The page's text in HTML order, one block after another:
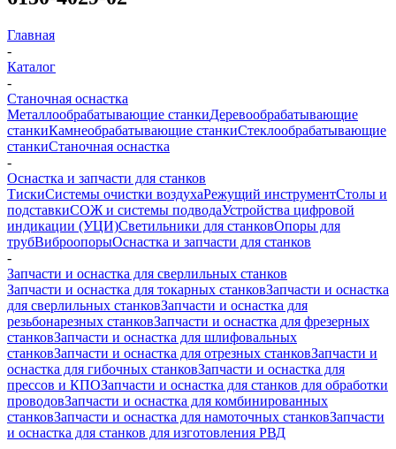
Главная
-
Каталог
-
Станочная оснастка
Металлообрабатывающие станкиДеревообрабатывающие
станкиКамнеобрабатывающие станкиСтеклообрабатывающие
станкиСтаночная оснастка
-
Оснастка и запчасти для станков
ТискиСистемы очистки воздухаРежущий инструментСтолы и
подставкиСОЖ и системы подводаУстройства цифровой
индикации (УЦИ)Светильники для станковОпоры для
трубВиброопорыОснастка и запчасти для станков
-
Запчасти и оснастка для сверлильных станков
Запчасти и оснастка для токарных станковЗапчасти и оснастка
для сверлильных станковЗапчасти и оснастка для
резьбонарезных станковЗапчасти и оснастка для фрезерных
станковЗапчасти и оснастка для шлифовальных
станковЗапчасти и оснастка для отрезных станковЗапчасти и
оснастка для гибочных станковЗапчасти и оснастка для
прессов и КПОЗапчасти и оснастка для станков для обработки
проводовЗапчасти и оснастка для комбинированных
станковЗапчасти и оснастка для намоточных станковЗапчасти
и оснастка для станков для изготовления РВД